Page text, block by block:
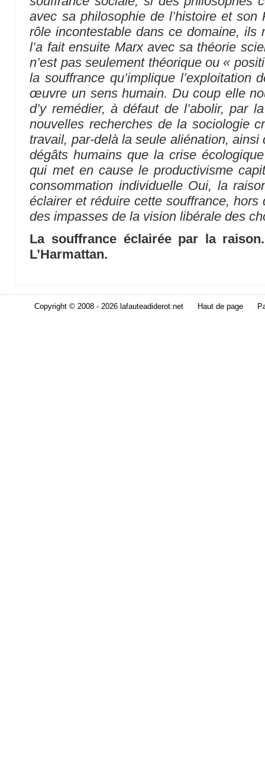
avec sa philosophie de l’histoire et
rôle incontestable dans ce domaine, ils
l’a fait ensuite Marx avec sa théorie
n’est pas seulement théorique ou «
la souffrance qu’implique l’exploitation
œuvre un sens humain. Du coup elle
d’y remédier, à défaut de l’abolir, par
nouvelles recherches de la sociologie
travail, par-delà la seule aliénation,
dégâts humains que la crise
qui met en cause le productivisme
consommation individuelle Oui, la
éclairer et réduire cette souffrance,
des impasses de la vision libérale des
La souffrance éclairée par la
L’Harmattan.
Copyright © 2008 - 2026 lafauteadiderot.net Haut de page